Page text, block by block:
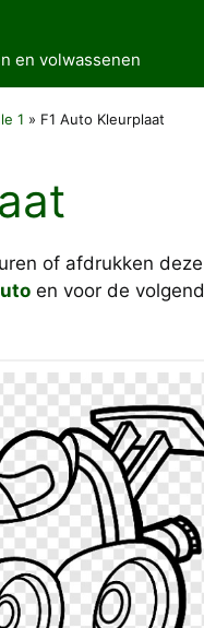
en volwassenen
1 » F1 Auto Kleurplaat
of afdrukken
en voor de